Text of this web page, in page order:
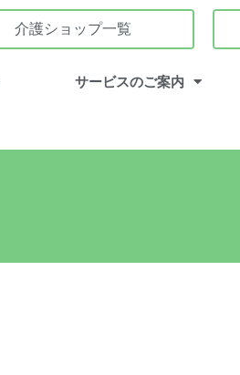
介護ショップ一覧
サービスのご案内